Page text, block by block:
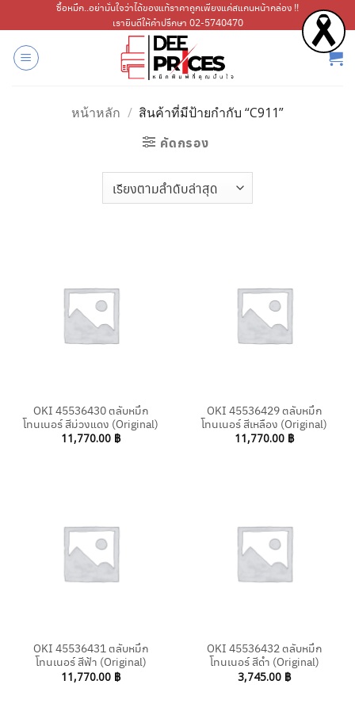
ไป
เนื้อหา
ซื้อหมึก..อย่ามั่นใจว่าได้ของแท้ราคาถูกเพียงแค่สแกนหน้ากล่อง !!
เรายินดีให้คำปรึกษา 02-5740470
หน้าหลัก / สินค้าที่มีป้ายกำกับ “C911”
คัดกรอง
OKI 45536430 ตลับหมึก
โทนเนอร์ สีม่วงแดง (Original)
11,770.00 ฿
OKI 45536429 ตลับหมึก
โทนเนอร์ สีเหลือง (Original)
11,770.00 ฿
OKI 45536431 ตลับหมึก
โทนเนอร์ สีฟ้า (Original)
11,770.00 ฿
OKI 45536432 ตลับหมึก
โทนเนอร์ สีดำ (Original)
3,745.00 ฿